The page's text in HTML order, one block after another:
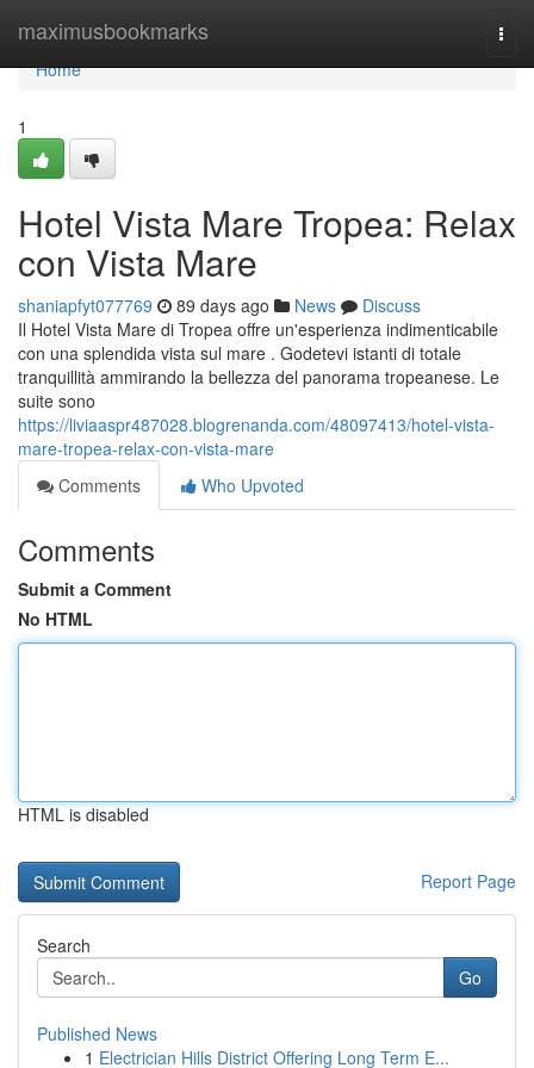
maximusbookmarks
Home
Home
1
Hotel Vista Mare Tropea: Relax
con Vista Mare
shaniapfyt077769 89 days ago News
Discuss
Il Hotel Vista Mare di Tropea offre un'esperienza indimenticabile
con una splendida vista sul mare . Godetevi istanti di totale
tranquillità ammirando la bellezza del panorama tropeanese. Le
suite sono
https://liviaaspr487028.blogrenanda.com/48097413/hotel-vista-
mare-tropea-relax-con-vista-mare
Comments
Who Upvoted
Comments
Submit a Comment
No HTML
HTML is disabled
Report Page
Search
Go
Published News
1 Electrician Hills District Offering Long Term E...